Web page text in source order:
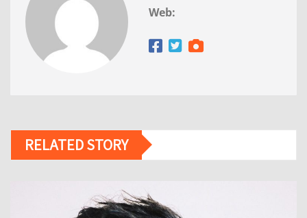
Web:
RELATED STORY